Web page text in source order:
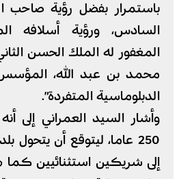
باستمرار بفضل رؤية صاحب
السادس، ورؤية أسلافه
المغفور له الملك الحسن
محمد بن عبد الله، المؤسس
الدبلوماسية المتفردة”.
وأشار السيد العمراني إلى
250 عاما، ليتوقع أن يتحول
إلى شريكين استثنائيين كما